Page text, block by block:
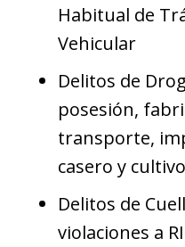
Habitual de
Vehicular
Delitos de
posesión,
transporte,
casero y cultivo
Delitos de
violaciones a